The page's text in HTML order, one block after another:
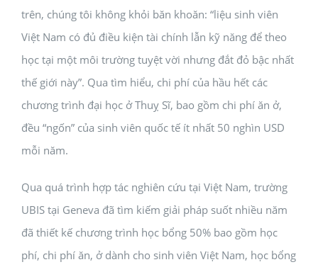
trên, chúng tôi không khỏi băn khoăn: “liệu sinh viên
Việt Nam có đủ điều kiện tài chính lẫn kỹ năng để theo
học tại một môi trường tuyệt vời nhưng đắt đỏ bậc nhất
thế giới này”. Qua tìm hiểu, chi phí của hầu hết các
chương trình đại học ở Thuỵ Sĩ, bao gồm chi phí ăn ở,
đều “ngốn” của sinh viên quốc tế ít nhất 50 nghìn USD
mỗi năm.
Qua quá trình hợp tác nghiên cứu tại Việt Nam, trường
UBIS tại Geneva đã tìm kiếm giải pháp suốt nhiều năm
đã thiết kế chương trình học bổng 50% bao gồm học
phí, chi phí ăn, ở dành cho sinh viên Việt Nam, học bổng